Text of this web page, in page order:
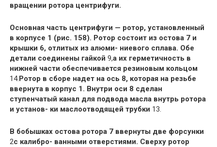
вращении ротора центрифуги.
Основная часть центрифуги — ротор, установленный
в корпусе 1 (рис. 158). Ротор состоит из остова 7 и
крышки 6, отлитых из алюми- ниевого сплава. Обе
детали соединены гайкой 9,а их герметичность в
нижней части обеспечивается резиновым кольцом
14.Ротор в сборе надет на ось 8, которая на резьбе
ввернута в корпус 1. Внутри оси 8 сделан
ступенчатый канал для подвода масла внутрь ротора
и установ- ки маслоотводящей трубки 13.
В бобышках остова ротора 7 ввернуты две форсунки
2с калибро- ванными отверстиями. Сверху ротор